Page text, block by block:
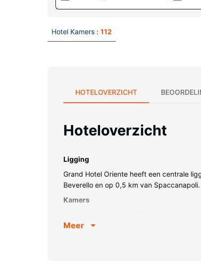
Hotel Kamers : 112
HOTELOVERZICHT
Hoteloverzicht
Ligging
Grand Hotel Oriente heeft een centrale
Beverello en op 0,5 km van Spaccanapoli.
Kamers
hebben een balkon. Dankzij gratis wifi
Meer